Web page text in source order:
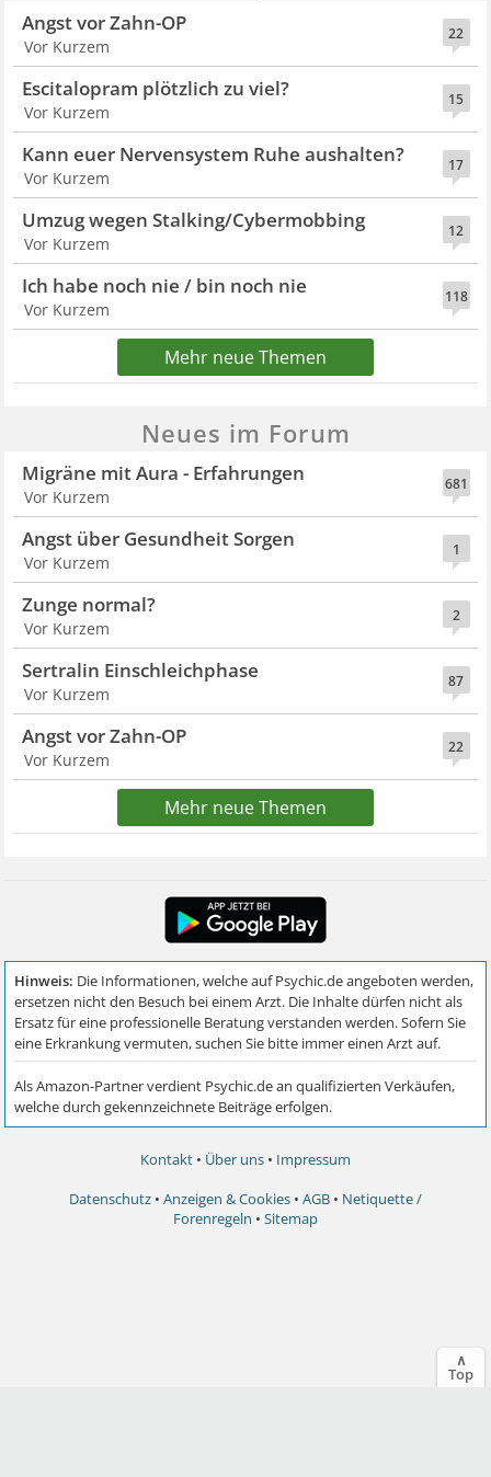
22
Angst vor Zahn-OP
Vor Kurzem
15
Escitalopram plötzlich zu viel?
Vor Kurzem
17
Kann euer Nervensystem Ruhe aushalten?
Vor Kurzem
12
Umzug wegen Stalking/Cybermobbing
Vor Kurzem
118
Ich habe noch nie / bin noch nie
Vor Kurzem
Mehr neue Themen
Neues im Forum
681
Migräne mit Aura - Erfahrungen
Vor Kurzem
1
Angst über Gesundheit Sorgen
Vor Kurzem
2
Zunge normal?
Vor Kurzem
87
Sertralin Einschleichphase
Vor Kurzem
22
Angst vor Zahn-OP
Vor Kurzem
Mehr neue Themen
Kontakt • Über uns • Impressum
Datenschutz • Anzeigen & Cookies • AGB • Netiquette /
Forenregeln • Sitemap
∧
Top